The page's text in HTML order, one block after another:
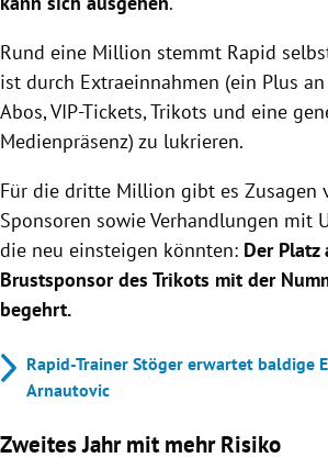
Rund eine Million stemmt Rapid
ist durch Extraeinnahmen (ein Plus
Abos, VIP-Tickets, Trikots und eine
Medienpräsenz) zu lukrieren.
Für die dritte Million gibt es Zusagen
Sponsoren sowie Verhandlungen mit
die neu einsteigen könnten: Der Platz
Brustsponsor des Trikots mit der
begehrt.
Rapid-Trainer Stöger erwartet baldige
Arnautovic
Zweites Jahr mit mehr Risiko